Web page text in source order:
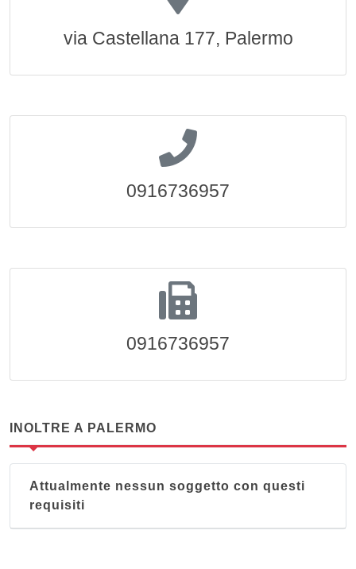
via Castellana 177, Palermo
0916736957
0916736957
INOLTRE A PALERMO
Attualmente nessun soggetto con questi
requisiti